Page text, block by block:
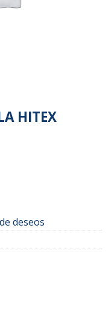
HITEX
deseos